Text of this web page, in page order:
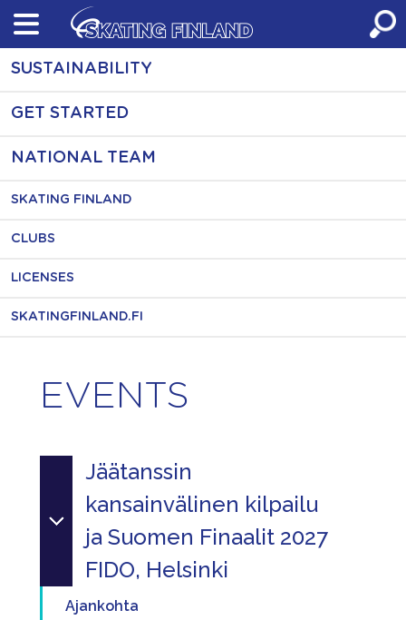
Skip
content
SUSTAINABILITY
GET STARTED
NATIONAL TEAM
SKATING FINLAND
CLUBS
LICENSES
SKATINGFINLAND.FI
EVENTS
Jäätanssin
kansainvälinen kilpailu
ja Suomen Finaalit 2027
FIDO, Helsinki
Ajankohta